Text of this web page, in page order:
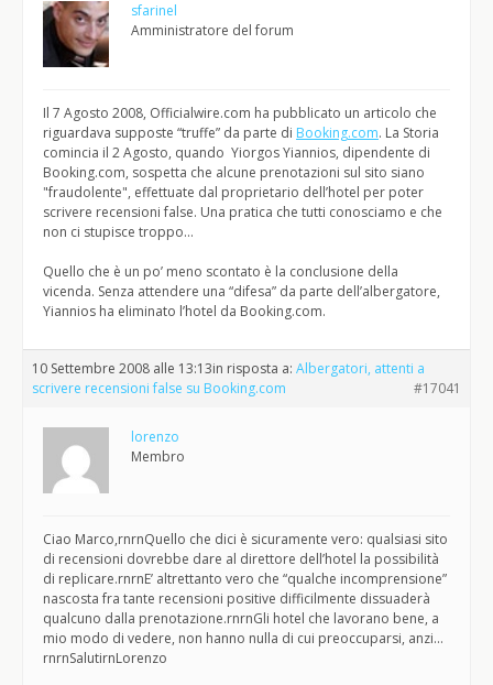
sfarinel
Amministratore del forum
Il 7 Agosto 2008, Officialwire.com ha pubblicato un articolo che
riguardava supposte “truffe” da parte di Booking.com. La Storia
comincia il 2 Agosto, quando Yiorgos Yiannios, dipendente di
Booking.com, sospetta che alcune prenotazioni sul sito siano
"fraudolente", effettuate dal proprietario dell’hotel per poter
scrivere recensioni false. Una pratica che tutti conosciamo e che
non ci stupisce troppo…
Quello che è un po’ meno scontato è la conclusione della
vicenda. Senza attendere una “difesa” da parte dell’albergatore,
Yiannios ha eliminato l’hotel da Booking.com.
10 Settembre 2008 alle 13:13in risposta a: Albergatori, attenti a
scrivere recensioni false su Booking.com
#17041
lorenzo
Membro
Ciao Marco,rnrnQuello che dici è sicuramente vero: qualsiasi sito
di recensioni dovrebbe dare al direttore dell’hotel la possibilità
di replicare.rnrnE’ altrettanto vero che “qualche incomprensione”
nascosta fra tante recensioni positive difficilmente dissuaderà
qualcuno dalla prenotazione.rnrnGli hotel che lavorano bene, a
mio modo di vedere, non hanno nulla di cui preoccuparsi, anzi…
rnrnSalutirnLorenzo